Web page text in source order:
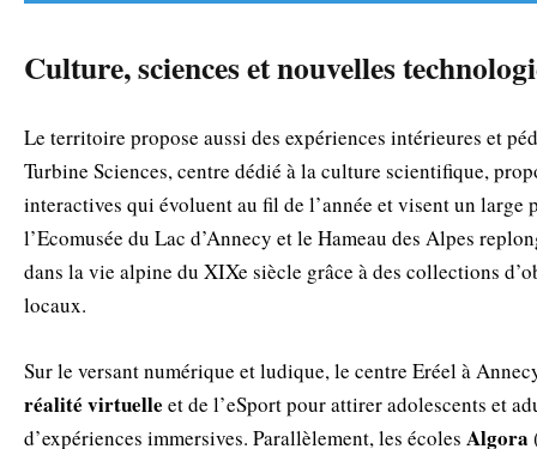
Culture, sciences et nouvelles
Le territoire propose aussi des expériences intérieures et
Turbine Sciences, centre dédié à la culture scientifique,
interactives qui évoluent au fil de l’année et visent un
l’Ecomusée du Lac d’Annecy et le Hameau des Alpes
dans la vie alpine du XIXe siècle grâce à des collections
locaux.
Sur le versant numérique et ludique, le centre Eréel à
réalité virtuelle et de l’eSport pour attirer adolescents et
d’expériences immersives. Parallèlement, les écoles Algora